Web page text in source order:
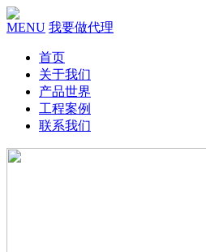
MENU 我要做代理
首页
关于我们
产品世界
工程案例
联系我们